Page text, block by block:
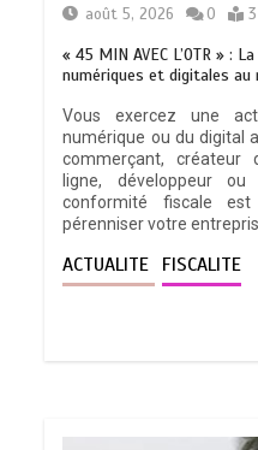
août 5, 2026
0
« 45 MIN AVEC L’OTR » :
numériques et digitales au
Vous exercez une
numérique ou du digital
commerçant, créateur
ligne, développeur
conformité fiscale
pérenniser votre
ACTUALITE FISCALITE